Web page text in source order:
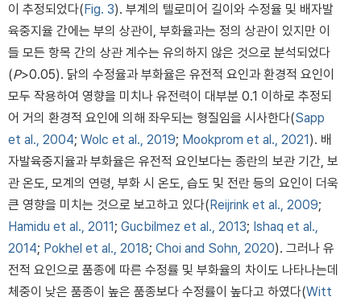
이 추정되었다(Fig. 3). 부계의 텔로미어 길이와 수정율 및 배자발
육중지율 간에는 부의 상관이, 부화율과는 정의 상관이 있지만 이
들 모든 항목 간의 상관 계수는 유의하지 않은 것으로 분석되었다
(P>0.05). 닭의 수정율과 부화율은 유전적 요인과 환경적 요인이
모두 작용하여 영향을 미치나 유전력이 대부분 0.1 이하로 추정되
어 거의 환경적 요인에 의해 좌우되는 형질임을 시사한다(Sapp
et al., 2004; Wolc et al., 2019; Mookprom et al., 2021). 배
자발육중지율과 부화율은 유전적 요인보다는 종란의 보관 기간, 보
관 온도, 모계의 연령, 부화 시 온도, 습도 및 전란 등의 요인이 더욱
큰 영향을 미치는 것으로 보고하고 있다(Reijrink et al., 2009;
Hamidu et al., 2011; Gucbilmez et al., 2013; Ishaq et al.,
2014; Pokhel et al., 2018; Choi and Sohn, 2020). 그러나 유
전적 요인으로 품종에 따른 수정률 및 부화율의 차이도 나타나는데
체중이 낮은 품종이 높은 품종보다 수정률이 높다고 하였다(Witt